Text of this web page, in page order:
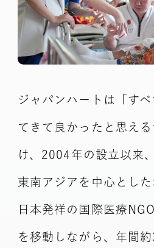
ジャパンハートは「す
てきて良かったと思え
け、2004年の設立以来
東南アジアを中心とし
日本発祥の国際医療
を移動しながら、年間